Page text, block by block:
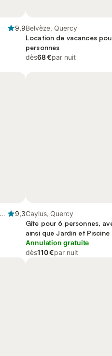
9,9Belvèze, Quercy
Location de vacances
personnes
dès68 €par nuit
9,3Caylus, Quercy
Gîte pour 6 personnes,
ainsi que Jardin et Piscine
Annulation gratuite
dès110 €par nuit